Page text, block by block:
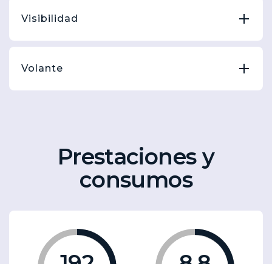
Visibilidad
Volante
Prestaciones y
consumos